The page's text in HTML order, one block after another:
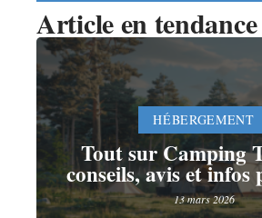
Article en tendance
HÉBERGEMENT
Tout sur Camping
conseils, avis et infos
13 mars 2026